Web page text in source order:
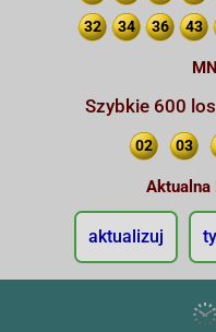
32 34 36 43
Szybkie 600
02 03
Aktualna
aktualizuj